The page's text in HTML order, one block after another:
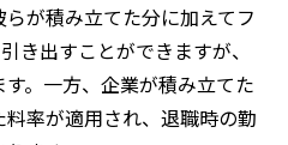
が積み立てた分に加えてフ
き出すことができますが、
。一方、企業が積み立てた
率が適用され、退職時の勤